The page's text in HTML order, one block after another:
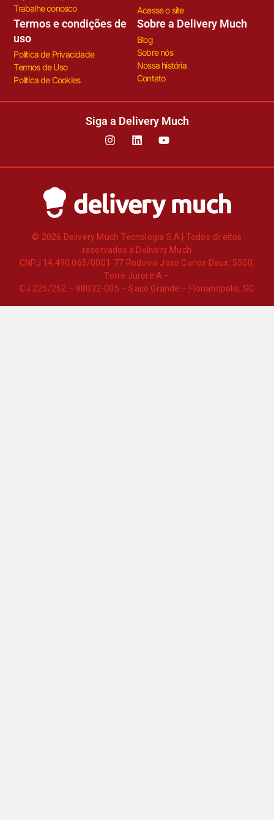
Trabalhe conosco
Acesse o site
Termos e condições de
uso
Política de Privacidade
Termos de Uso
Política de Cookies
Sobre a Delivery Much
Blog
Sobre nós
Nossa história
Contato
Siga a Delivery Much
© 2026 Delivery Much Tecnologia S.A | Todos direitos
reservados à Delivery Much
CNPJ 14.490.065/0001-77 Rodovia José Carlos Daux, 5500,
Torre Jurere A –
CJ 225/252 – 88032-005 – Saco Grande – Florianópolis, SC